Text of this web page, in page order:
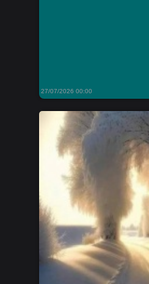
27/07/2026 00:00